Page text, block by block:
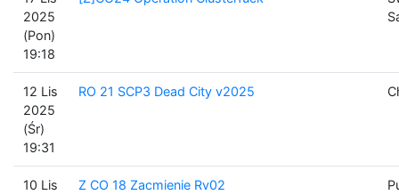
2025
(Pon)
19:18
12 Lis
2025
(Śr)
19:31
RO 21 SCP3 Dead City v2025
10 Lis
Z CO 18 Zacmienie Rv02